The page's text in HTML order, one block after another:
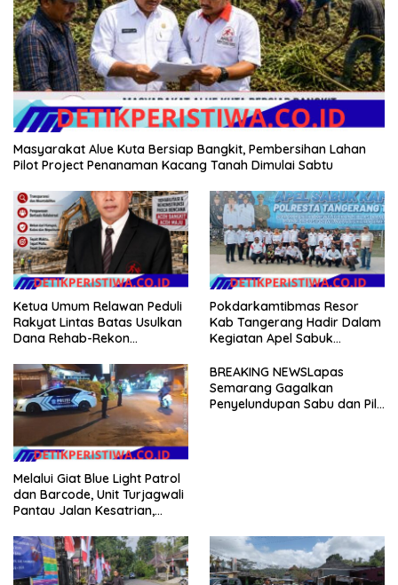
Masyarakat Alue Kuta Bersiap Bangkit, Pembersihan Lahan
Pilot Project Penanaman Kacang Tanah Dimulai Sabtu
Ketua Umum Relawan Peduli
Rakyat Lintas Batas Usulkan
Dana Rehab-Rekon
Dikelola Langsung
Pemerintah Pusat
Pokdarkamtibmas Resor
Kab Tangerang Hadir Dalam
Kegiatan Apel Sabuk
Tangerang Tahun 2026
Melalui Giat Blue Light Patrol
dan Barcode, Unit Turjagwali
Pantau Jalan Kesatrian,
BREAKING NEWSLapas
Semarang Gagalkan
Penyelundupan Sabu dan Pil